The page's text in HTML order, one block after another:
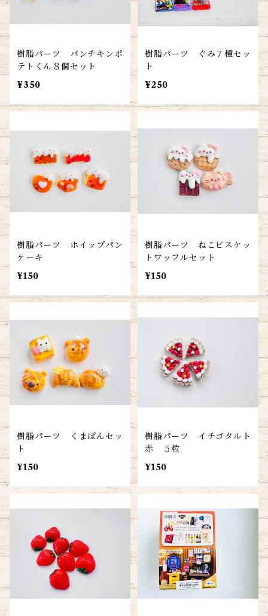
樹脂パーツ パンチキンポ
テトくん８個セット
¥350
樹脂パーツ ぐみ７種セッ
ト
¥250
樹脂パーツ ホイップパン
ケーキ
¥150
樹脂パーツ ねこビスケッ
トワッフルセット
¥150
樹脂パーツ くまぱんセッ
ト
¥150
樹脂パーツ イチゴタルト
赤 ５粒
¥150